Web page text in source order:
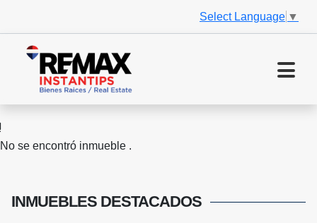
Select Language ▼
No se encontró inmueble .
INMUEBLES DESTACADOS